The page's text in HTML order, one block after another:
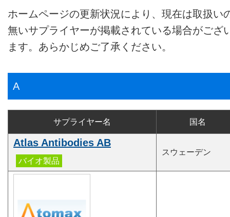
ホームページの更新状況により、現在は取扱い
無いサプライヤーが掲載されている場合がござ
ます。あらかじめご了承ください。
A
サプライヤー名 国名
Atlas Antibodies AB
スウェーデン